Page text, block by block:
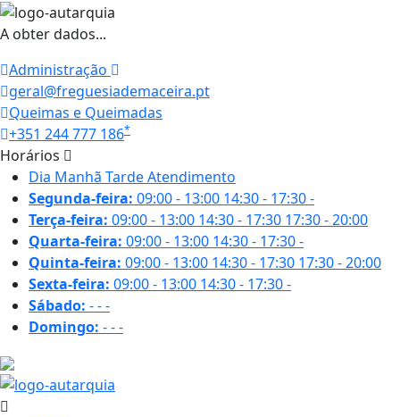
A obter dados...
Administração
geral@freguesiademaceira.pt
Queimas e Queimadas
+351 244 777 186*
Horários
Dia Manhã TardeAtendimento
Segunda-feira: 09:00 - 13:00 14:30 - 17:30-
Terça-feira: 09:00 - 13:00 14:30 - 17:30 17:30 - 20:00
Quarta-feira: 09:00 - 13:00 14:30 - 17:30-
Quinta-feira: 09:00 - 13:00 14:30 - 17:30 17:30 - 20:00
Sexta-feira: 09:00 - 13:00 14:30 - 17:30-
Sábado: ---
Domingo: ---